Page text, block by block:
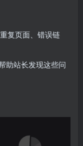
复页面、错误链
助站长发现这些问